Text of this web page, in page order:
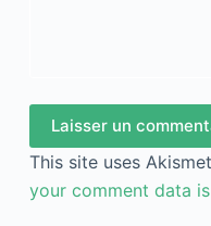
Laisser un
This site uses
your comment data